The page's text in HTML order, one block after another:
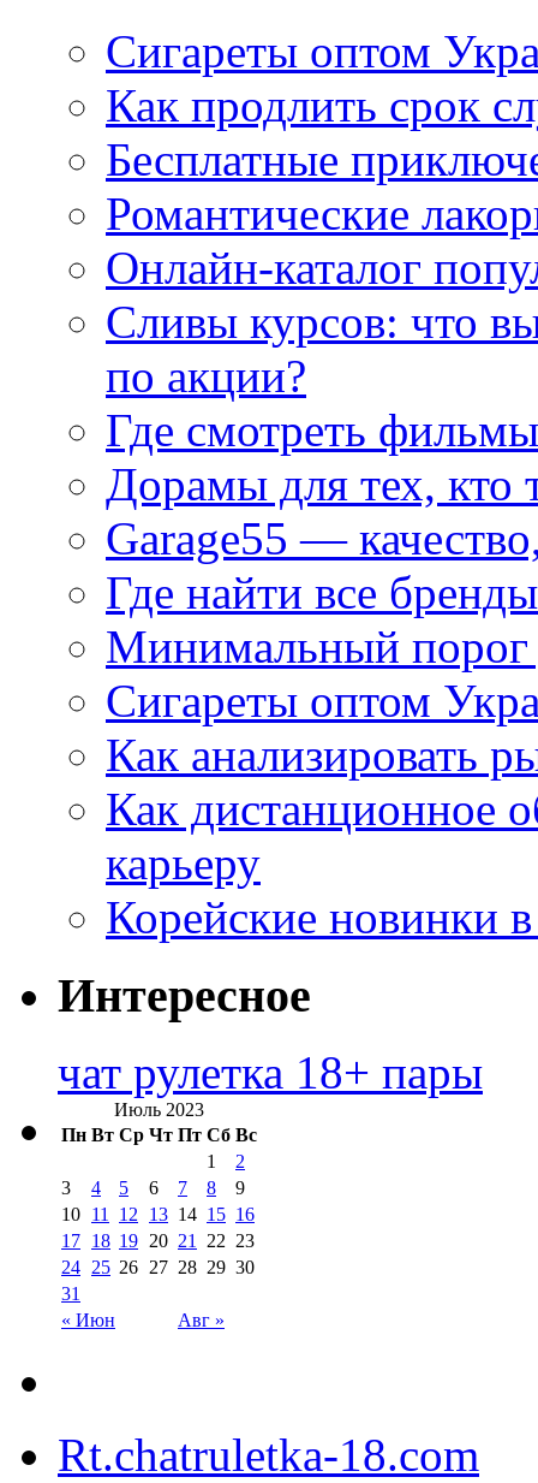
Сигареты оптом
Как продлить срок
Бесплатные
Романтические
Онлайн-каталог
Сливы курсов: что
по акции?
Где смотреть
Дорамы для тех, кто
Garage55 —
Где найти все
Минимальный порог
Сигареты оптом
Как анализировать
Как дистанционное
карьеру
Корейские новинки
Интересное
чат рулетка 18+ пары
Июль 2023
Пн Вт Ср Чт Пт Сб Вс
« Июн Авг »
1
2
3
4 5 6 7 8
9
10 11 12 13 14 15 16
17 18 19 20 21 22 23
24 25 26 27 28 29 30
31
Rt.chatruletka-18.com